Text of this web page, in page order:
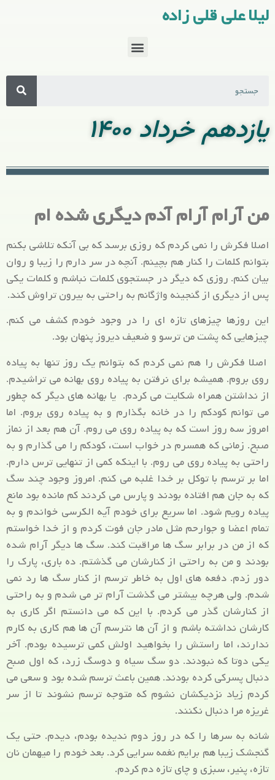
لیلا علی قلی زاده
یازدهم خرداد ۱۴۰۰
من آرام آرام آدم دیگری شده ام
اصلا فکرش را نمی کردم که روزی برسد که بی آنکه تلاشی بکنم
بتوانم کلمات را کنار هم بچینم. آنچه در سر دارم را زیبا و روان
بیان کنم. روزی که دیگر در جستجوی کلمات نباشم و کلمات یکی
پس از دیگری از گنجینه واژگانم به راحتی به بیرون تراوش کند.
این روزها چیزهای تازه ای را در وجود خودم کشف می کنم.
چیزهایی که پشت من ترسو و ضعیف دیروز پنهان بود.
اصلا فکرش را هم نمی کردم که بتوانم یک روز تنها به پیاده
روی بروم. همیشه برای نرفتن به پیاده روی بهانه می تراشیدم.
از نداشتن همراه شکایت می کردم. یا بهانه های دیگر که چطور
می توانم کودکم را در خانه بگذارم و به پیاده روی بروم. اما
امروز سه روز است که به پیاده روی می روم. آن هم بعد از نماز
صبح. زمانی که همسرم در خواب است، کودکم را می گذارم و به
راحتی به پیاده روی می روم. با اینکه کمی از تنهایی ترس دارم.
اما بر ترسم با توکل بر خدا غلبه می کنم. امروز وجود چند سگ
که به جان هم افتاده بودند و پارس می کردند کم مانده بود مانع
پیاده رویم شود. اما سریع برای خودم آیه الکرسی خواندم و به
تمام اعضا و جوارحم مثل مادر جان فوت کردم و از خدا خواستم
که از من در برابر سگ ها مراقبت کند. سگ ها دیگر آرام شده
بودند و من به راحتی از کنارشان می گذشتم. ده باری، پارک را
دور زدم. دفعه های اول به خاطر ترسم از کنار سگ ها رد نمی
شدم. ولی هرچه بیشتر می گذشت آرام تر می شدم و به راحتی
از کنارشان گذر می کردم. با این که می دانستم اگر کاری به
کارشان نداشته باشم و از آن ها نترسم آن ها هم کاری به کارم
ندارند، اما راستش را بخواهید اولش کمی ترسیده بودم. آخر
یکی دوتا که نبودند. دو سگ سیاه و دوسگ زرد، که اول صبح
دنبال پسرکی کرده بودند. همین باعث ترسم شده بود و سعی می
کردم زیاد نزدیکشان نشوم که متوجه ترسم نشوند تا از سر
غریزه مرا دنبال نکنند.
شانه به سرها را که در روز دوم ندیده بودم، دیدم. حتی یک
گنجشک زیبا هم برایم نغمه سرایی کرد. بعد خودم را میهمان نان
تازه، پنیر، سبزی و چای تازه دم کردم.